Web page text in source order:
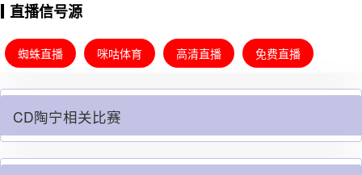
雷奥亚
直播信号源
蜘蛛直播 咪咕体育 高清直播 免费直播
CD陶宁相关比赛